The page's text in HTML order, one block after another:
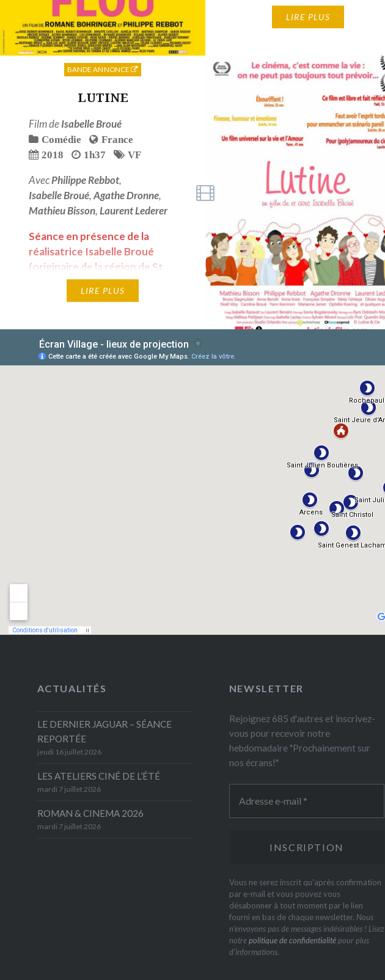
Séance en plein air offerte par
la municipalité de Labatie
d'Angoulême 2018
LIRE PLUS
LUTINE
Film deIsabelle Broué
Comédie
France
2018
1h37 VF
AvecPhilippe Rebbot,
Isabelle Broué,Agathe Dronne,
Mathieu Bisson,Laurent Lederer
Séance en présence de la
réalisatrice Isabelle Broué
(originaire de la région de St
Félicien) - Vendredi 23 août à
20h30 - St Félicien
LIRE PLUS
BANDE ANNONCE
ACTUALITÉS
LE DERNIER JAGUAR – SÉANCE
REPORTÉE
jeudi 16 juillet 2026
LES ATELIERS CINÉ DE L’ÉTÉ
mardi 7 juillet 2026
ROMAN & CINEMA 2026
mardi 7 juillet 2026
NEWSLETTER
Rejoignez 685 d'autres et inscrivez-
vous pour recevoir notre
hebdomadaire "Prochainement sur
nos écrans!"
Vous ne serez inscrit qu'après confirmation
par e-mail et vous pouvez vous
désabonner à tout moment par le lien
fourni en bas de chaque newsletter. Nous
n’envoyons pas de messages indésirables ! Lisez
notrepolitique de confidentialitépour plus
d’informations.